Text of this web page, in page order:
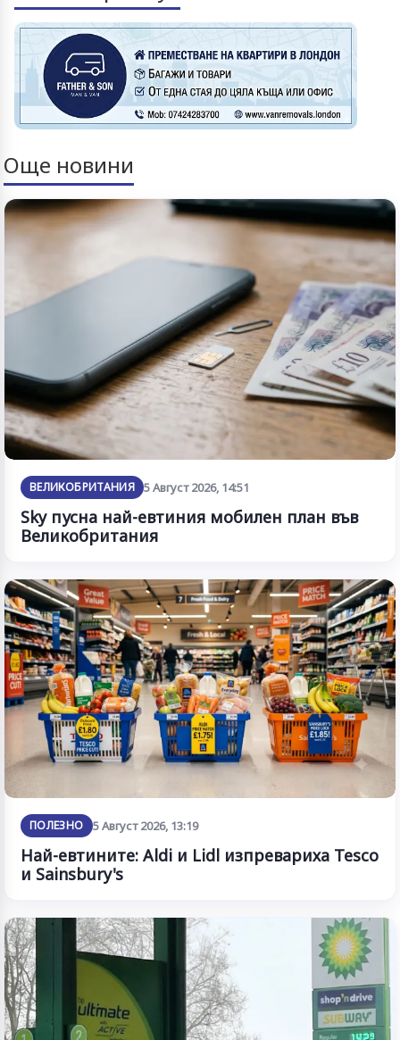
Още новини
ВЕЛИКОБРИТАНИЯ 5 Август 2026, 14:51
Sky пусна най-евтиния мобилен план във
Великобритания
ПОЛЕЗНО 5 Август 2026, 13:19
Най-евтините: Aldi и Lidl изпревариха Tesco
и Sainsbury's